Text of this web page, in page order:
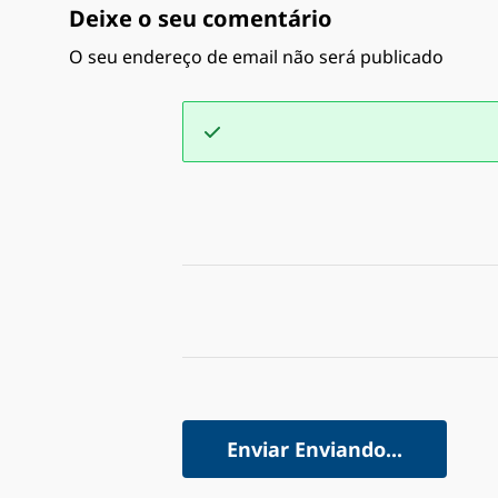
Deixe o seu comentário
O seu endereço de email não será publicado
Enviar Enviando...